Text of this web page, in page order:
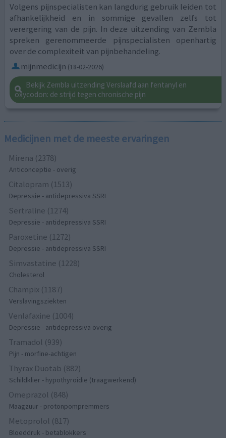
Volgens pijnspecialisten kan langdurig gebruik leiden tot
afhankelijkheid en in sommige gevallen zelfs tot
verergering van de pijn. In deze uitzending van Zembla
spreken gerenommeerde pijnspecialisten openhartig
over de complexiteit van pijnbehandeling.
mijnmedicijn (18-02-2026)
Bekijk Zembla uitzending Verslaafd aan fentanyl en
oxycodon: de strijd tegen chronische pijn
Medicijnen met de meeste ervaringen
Mirena (2378)
Anticonceptie - overig
Citalopram (1513)
Depressie - antidepressiva SSRI
Sertraline (1274)
Depressie - antidepressiva SSRI
Paroxetine (1272)
Depressie - antidepressiva SSRI
Simvastatine (1228)
Cholesterol
Champix (1187)
Verslavingsziekten
Venlafaxine (1004)
Depressie - antidepressiva overig
Tramadol (939)
Pijn - morfine-achtigen
Thyrax Duotab (882)
Schildklier - hypothyroidie (traagwerkend)
Omeprazol (848)
Maagzuur - protonpompremmers
Metoprolol (817)
Bloeddruk - betablokkers